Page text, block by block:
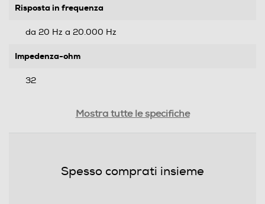
Risposta in frequenza
da 20 Hz a 20.000 Hz
Impedenza-ohm
32
Bluetooth
Mostra tutte le specifiche
Spesso comprati insieme